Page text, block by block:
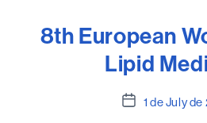
8th European
Lipid
Post1 de July